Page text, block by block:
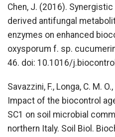
Chen, J. (2016).
derived antifungal
enzymes on enhanced
oxysporum f. sp.
46. doi: 10.1016/
Savazzini, F., Longa, C. M.
Impact of the biocontrol
SC1 on soil microbial
northern Italy. Soil Biol.